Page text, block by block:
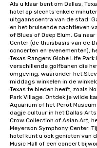
Als u klaar bent om Dallas,
hotel op slechts enkele
uitgaanscentra van de stad.
en het bruisende nachtleven
of Blues of Deep Elum. Ga
Center (de thuisbasis van de
concerten en evenementen),
Texas Rangers Globe Life
verschillende golfbanen die
omgeving, waaronder het
middags winkelen in de
Texas te bieden heeft, zoals
Park Village. Ontdek je wilde
Aquarium of het Perot
dagje cultuur in het Dallas
Crow Collection of Asian Art,
Meyerson Symphony Center.
hotel kunt u ook genieten van
Music Hall of een concert